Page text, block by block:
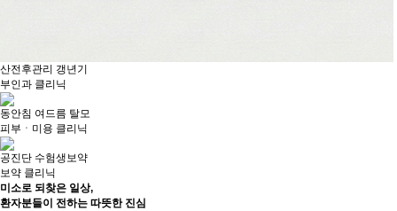
산전후관리 갱년기
부인과 클리닉
동안침 여드름 탈모
피부ㆍ미용 클리닉
공진단 수험생보약
보약 클리닉
미소로 되찾은 일상,
환자분들이 전하는 따뜻한 진심